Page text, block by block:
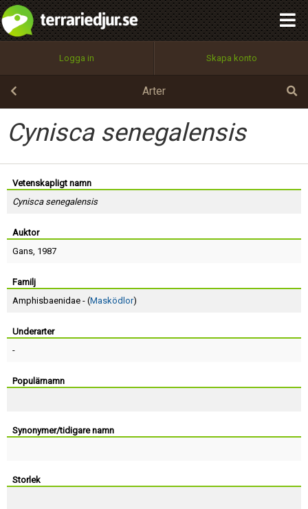
Logga in Skapa konto
Arter
Cynisca senegalensis
Vetenskapligt namn
Cynisca senegalensis
Auktor
Gans, 1987
Familj
Amphisbaenidae - (Masködlor)
Underarter
-
Populärnamn
Synonymer/tidigare namn
Storlek
Utför
100%
OK
integritetspolicy
Namn:
Epost:
Användarnamn:
Lösenord:
Terms of Service
Skapa konto
Begär nytt lösenord
Tillbaka till förstasidan